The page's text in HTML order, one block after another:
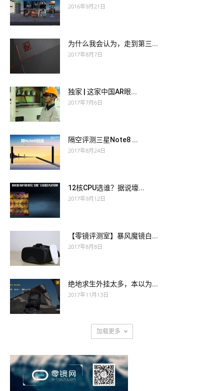
2016年9月21日
为什么我会认为，走到第三...
2017年8月7日
独家 | 这家中国AR眼...
2017年7月6日
隔空评测三星Note8 ...
2017年8月24日
12核CPU选谁？据说壕...
2017年9月12日
【零镜评测室】暴风魔镜白...
2017年8月8日
绝地求生外挂太多，本以为...
2017年11月13日
加载更多